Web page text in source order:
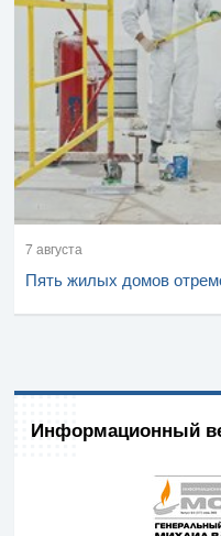
7 августа
Пять жилых домов
Информационный